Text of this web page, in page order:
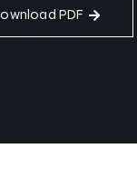
PDF